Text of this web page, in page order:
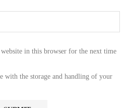
in this browser for the next time
with the storage and handling of your